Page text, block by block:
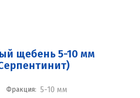
щебень 5-10 мм
Фракция: 5-10 мм